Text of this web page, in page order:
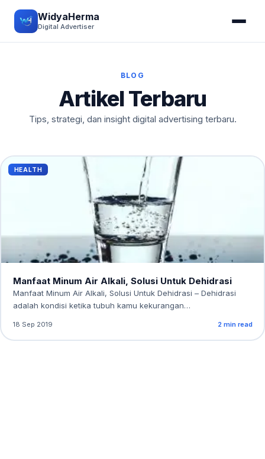
WidyaHerma
Digital Advertiser
BLOG
Artikel Terbaru
Tips, strategi, dan insight digital advertising terbaru.
HEALTH
Manfaat Minum Air Alkali, Solusi Untuk Dehidrasi
Manfaat Minum Air Alkali, Solusi Untuk Dehidrasi – Dehidrasi
adalah kondisi ketika tubuh kamu kekurangan…
18 Sep 2019 2 min read